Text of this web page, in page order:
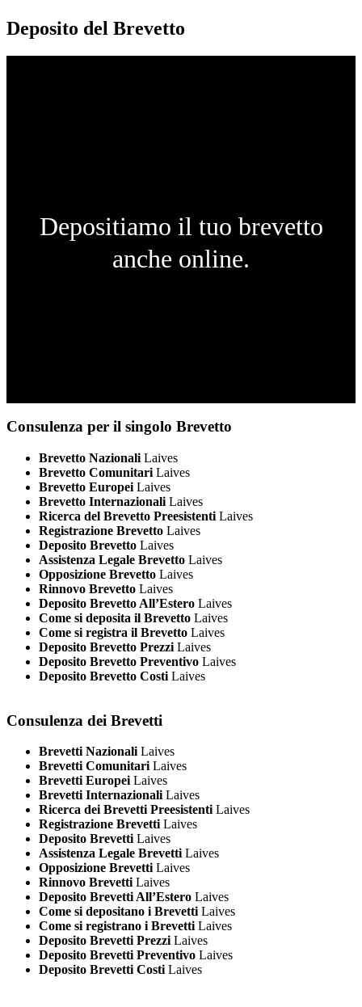
Deposito del Brevetto
Depositiamo il tuo brevetto
anche online.
Consulenza per il singolo Brevetto
Brevetto Nazionali Laives
Brevetto Comunitari Laives
Brevetto Europei Laives
Brevetto Internazionali Laives
Ricerca del Brevetto Preesistenti Laives
Registrazione Brevetto Laives
Deposito Brevetto Laives
Assistenza Legale Brevetto Laives
Opposizione Brevetto Laives
Rinnovo Brevetto Laives
Deposito Brevetto All’Estero Laives
Come si deposita il Brevetto Laives
Come si registra il Brevetto Laives
Deposito Brevetto Prezzi Laives
Deposito Brevetto Preventivo Laives
Deposito Brevetto Costi Laives
Consulenza dei Brevetti
Brevetti Nazionali Laives
Brevetti Comunitari Laives
Brevetti Europei Laives
Brevetti Internazionali Laives
Ricerca dei Brevetti Preesistenti Laives
Registrazione Brevetti Laives
Deposito Brevetti Laives
Assistenza Legale Brevetti Laives
Opposizione Brevetti Laives
Rinnovo Brevetti Laives
Deposito Brevetti All’Estero Laives
Come si depositano i Brevetti Laives
Come si registrano i Brevetti Laives
Deposito Brevetti Prezzi Laives
Deposito Brevetti Preventivo Laives
Deposito Brevetti Costi Laives